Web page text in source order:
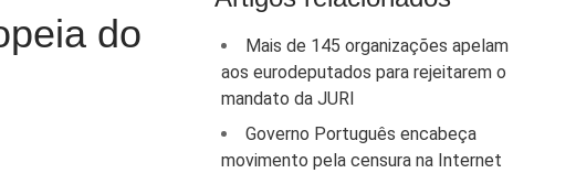
do
Mais de 145 organizações apelam
aos eurodeputados para rejeitarem o
mandato da JURI
Governo Português encabeça
movimento pela censura na Internet